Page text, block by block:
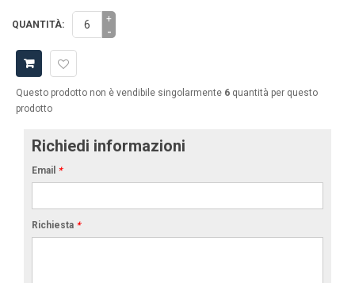
QUANTITÀ: +
-
Questo prodotto non è vendibile singolarmente 6 quantità per questo
prodotto
Richiedi informazioni
Email *
Richiesta *